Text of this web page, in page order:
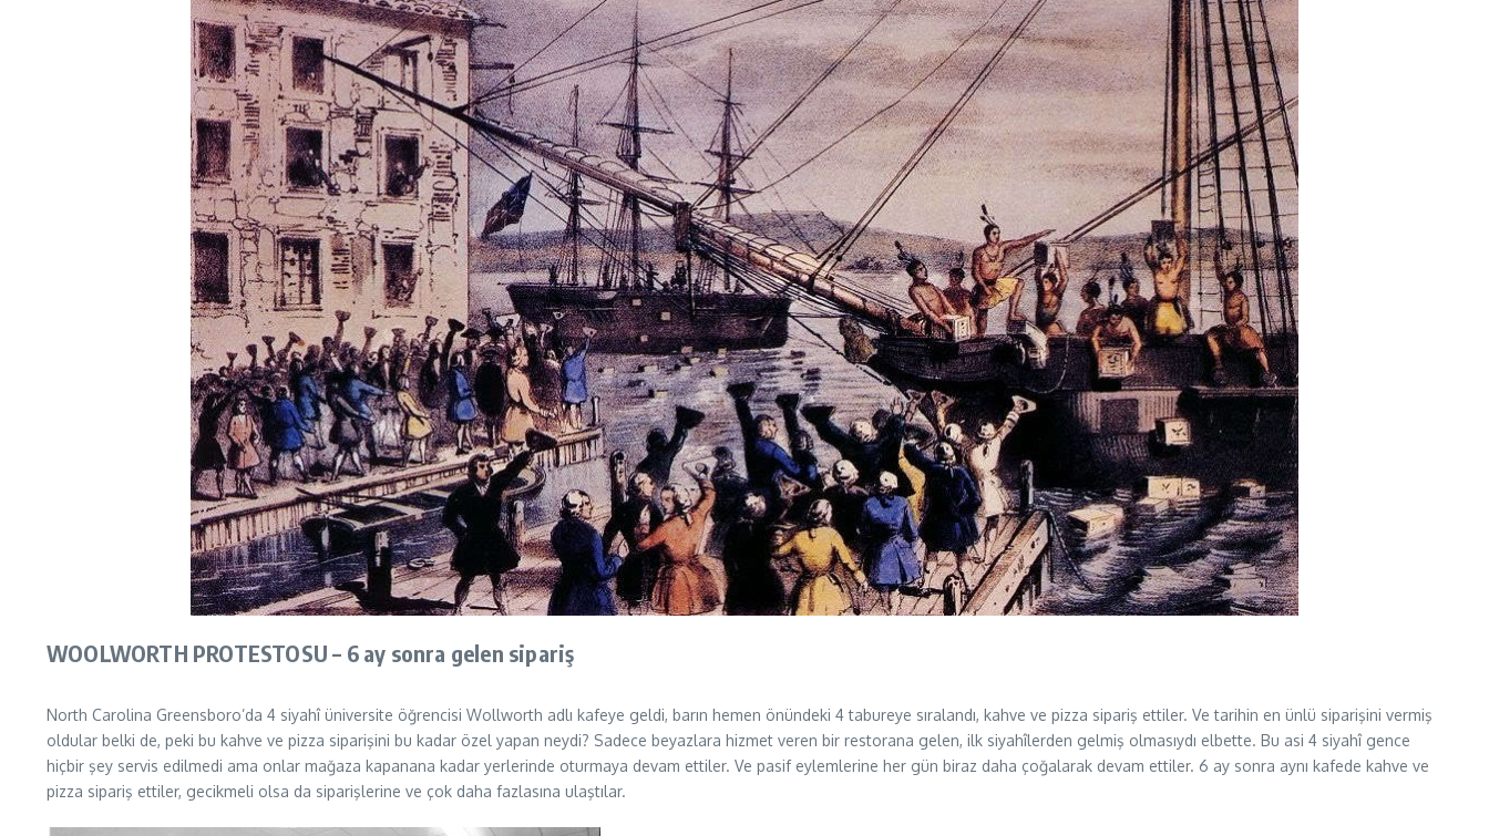
WOOLWORTH PROTESTOSU – 6 ay sonra gelen sipariş
North Carolina Greensboro’da 4 siyahî üniversite öğrencisi Wollworth adlı kafeye geldi, barın hemen önündeki 4 tabureye sıralandı, kahve ve pizza sipariş ettiler. Ve tarihin en ünlü siparişini vermiş
oldular belki de, peki bu kahve ve pizza siparişini bu kadar özel yapan neydi? Sadece beyazlara hizmet veren bir restorana gelen, ilk siyahîlerden gelmiş olmasıydı elbette. Bu asi 4 siyahî gence
hiçbir şey servis edilmedi ama onlar mağaza kapanana kadar yerlerinde oturmaya devam ettiler. Ve pasif eylemlerine her gün biraz daha çoğalarak devam ettiler. 6 ay sonra aynı kafede kahve ve
pizza sipariş ettiler, gecikmeli olsa da siparişlerine ve çok daha fazlasına ulaştılar.